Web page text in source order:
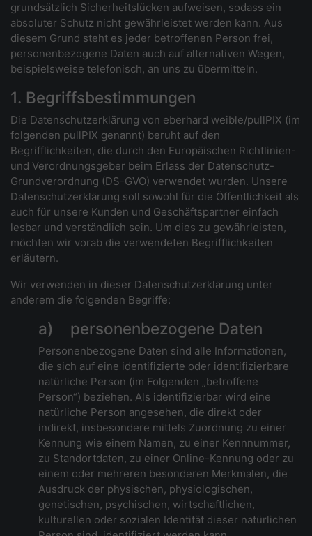
grundsätzlich Sicherheitslücken aufweisen, sodass ein
absoluter Schutz nicht gewährleistet werden kann. Aus
diesem Grund steht es jeder betroffenen Person frei,
personenbezogene Daten auch auf alternativen Wegen,
beispielsweise telefonisch, an uns zu übermitteln.
1. Begriffsbestimmungen
Die Datenschutzerklärung von eberhard weible/pullPIX (im
folgenden pullPIX genannt) beruht auf den
Begrifflichkeiten, die durch den Europäischen Richtlinien-
und Verordnungsgeber beim Erlass der Datenschutz-
Grundverordnung (DS-GVO) verwendet wurden. Unsere
Datenschutzerklärung soll sowohl für die Öffentlichkeit als
auch für unsere Kunden und Geschäftspartner einfach
lesbar und verständlich sein. Um dies zu gewährleisten,
möchten wir vorab die verwendeten Begrifflichkeiten
erläutern.
Wir verwenden in dieser Datenschutzerklärung unter
anderem die folgenden Begriffe:
a) personenbezogene Daten
Personenbezogene Daten sind alle Informationen,
die sich auf eine identifizierte oder identifizierbare
natürliche Person (im Folgenden „betroffene
Person“) beziehen. Als identifizierbar wird eine
natürliche Person angesehen, die direkt oder
indirekt, insbesondere mittels Zuordnung zu einer
Kennung wie einem Namen, zu einer Kennnummer,
zu Standortdaten, zu einer Online-Kennung oder zu
einem oder mehreren besonderen Merkmalen, die
Ausdruck der physischen, physiologischen,
genetischen, psychischen, wirtschaftlichen,
kulturellen oder sozialen Identität dieser natürlichen